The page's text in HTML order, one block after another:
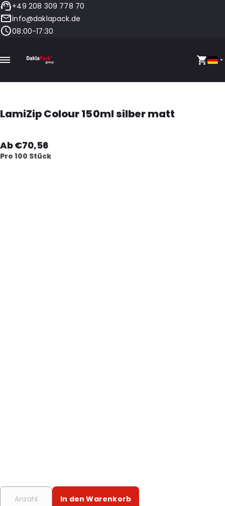
+49 208 309 778 70
info@daklapack.de
08:00-17:30
LamiZip Colour 150ml silber matt
Ab €70,56
Pro 100 Stück
In den Warenkorb